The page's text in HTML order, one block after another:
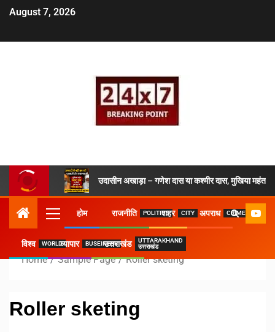
August 7, 2026
उदासीन अखाड़ा – गणेश दास या कश्मीर दास, मुखिया महंत ने
होम राजनीति POLITICSशहर CITY अपराध CRIME
विश्व WORLDव्यापार BUSEINESSउत्तराखंड
UTTARAKHAND
उत्तराखंड
Home Sample Page Roller sketing
Roller sketing